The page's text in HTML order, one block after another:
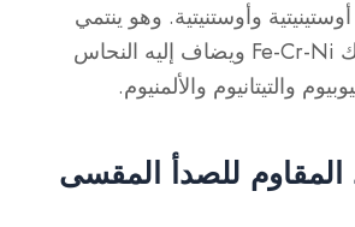
وأوستنيتية. وهو ينتمي
إلى سلسلة سبائك Fe-Cr-Ni ويضاف إليه النحاس
والتيتانيوم والألمنيوم.
المقاوم للصدأ المقسى